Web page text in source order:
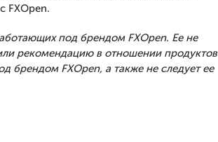
FXOpen.
под брендом FXOpen. Ее не
рекомендацию в отношении продуктов
брендом FXOpen, а также не следует ее